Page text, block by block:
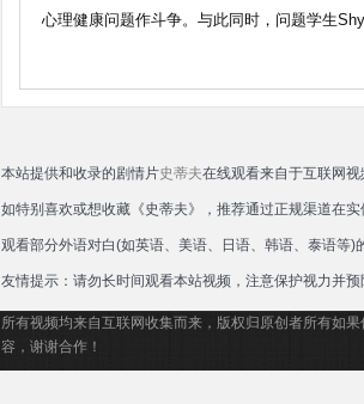
心理健康问题作斗争。与此同时，问题学生
本站提供和收录的剧情片史蒂夫在线观看来自于互联网
如特别喜欢或想收藏《史蒂夫》，推荐通过正规渠道在
观看部分外语对白(如英语、美语、日语、韩语、泰语等
友情提示：请勿长时间观看本站视频，注意保护视力并预
所有视频均来自互联网收集而来，版权归原创者所有如
容，谢谢合作！